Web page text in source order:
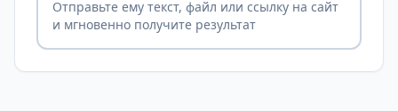
Отправьте ему текст, файл или ссылку на сайт
и мгновенно получите результат